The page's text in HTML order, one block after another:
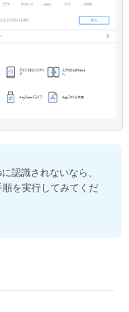
認識されないなら、
順を実行してみてくだ